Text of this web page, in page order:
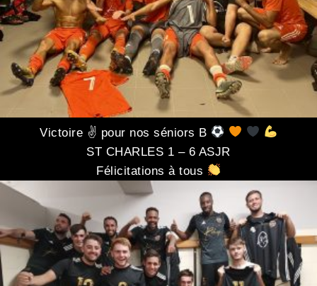
Victoire ✌ pour nos séniors B
ST CHARLES 1 – 6 ASJR
Félicitations à tous